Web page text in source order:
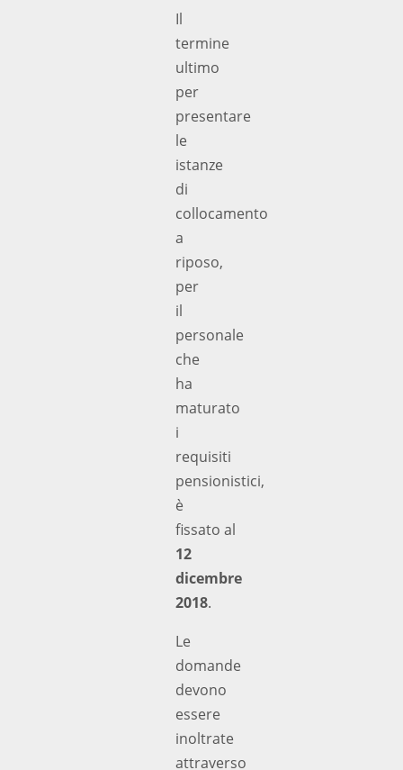
Il
termine
ultimo
per
presentare
le
istanze
di
collocamento
a
riposo,
per
il
personale
che
ha
maturato
i
requisiti
pensionistici,
è
fissato al
12
dicembre
2018.
Le
domande
devono
essere
inoltrate
attraverso